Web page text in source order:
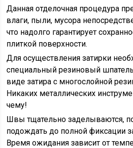
Данная отделочная процедура
влаги, пыли, мусора
что надолго гарантирует
плиткой поверхности.
Для осуществления затирки
специальный резиновый
виде затира с многослойной
Никаких металлических
чему!
Швы тщательно заделываются,
подождать до полной фиксации
Время ожидания зависит от